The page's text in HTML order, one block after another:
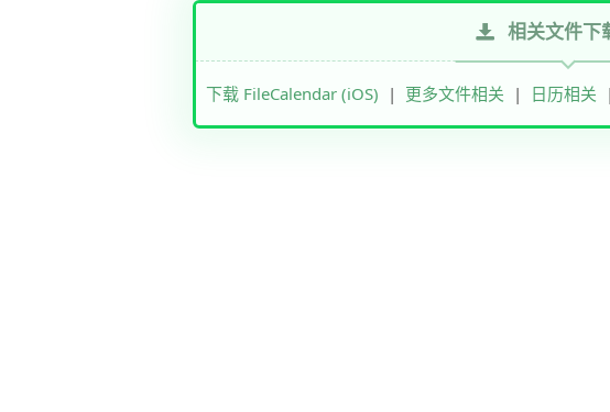
相关文件下
下载 FileCalendar (iOS) | 更多文件相关 | 日历相关